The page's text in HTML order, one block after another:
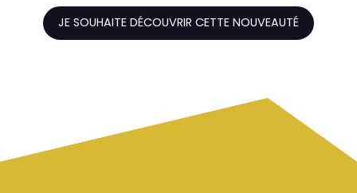
JE SOUHAITE DÉCOUVRIR CETTE NOUVEAUTÉ